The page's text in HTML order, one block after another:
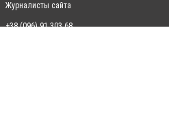
Журналисты сайта
+38 (096) 91 303 68